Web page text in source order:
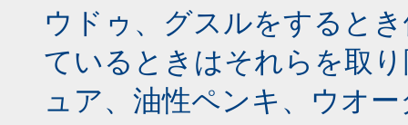
ウドゥ、グスルをすると
ているときはそれらを取
ュア、油性ペンキ、ウオ